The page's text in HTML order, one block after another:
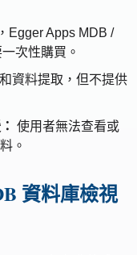
Egger Apps MDB /
次性購買。
資料提取，但不提供
使用者無法查看或
。
資料庫檢視